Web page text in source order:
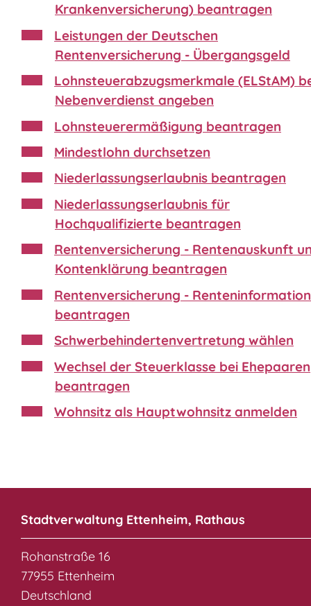
Krankenversicherung) beantragen
Leistungen der Deutschen
Rentenversicherung - Übergangsgeld
Lohnsteuerabzugsmerkmale (ELStAM)
Nebenverdienst angeben
Lohnsteuerermäßigung beantragen
Mindestlohn durchsetzen
Niederlassungserlaubnis beantragen
Niederlassungserlaubnis für
Hochqualifizierte beantragen
Rentenversicherung - Rentenauskunft
Kontenklärung beantragen
Rentenversicherung - Renteninformation
beantragen
Schwerbehindertenvertretung wählen
Wechsel der Steuerklasse bei Ehepaaren
beantragen
Wohnsitz als Hauptwohnsitz anmelden
Stadtverwaltung Ettenheim, Rathaus
Rohanstraße 16
77955 Ettenheim
Deutschland